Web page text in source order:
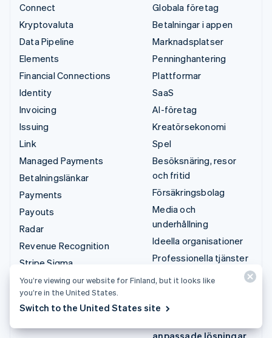
Connect
Kryptovaluta
Data Pipeline
Elements
Financial Connections
Identity
Invoicing
Issuing
Link
Managed Payments
Betalningslänkar
Payments
Payouts
Radar
Revenue Recognition
Stripe Sigma
Tax
Terminal
Treasury
Globala företag
Betalningar i appen
Marknadsplatser
Penninghantering
Plattformar
SaaS
AI-företag
Kreatörsekonomi
Spel
Besöksnäring, resor
och fritid
Försäkringsbolag
Media och
underhållning
Ideella organisationer
Professionella tjänster
anpassade lösningar
You’re viewing our website for Finland, but it looks like
you’re in the United States.
Switch to the United States site